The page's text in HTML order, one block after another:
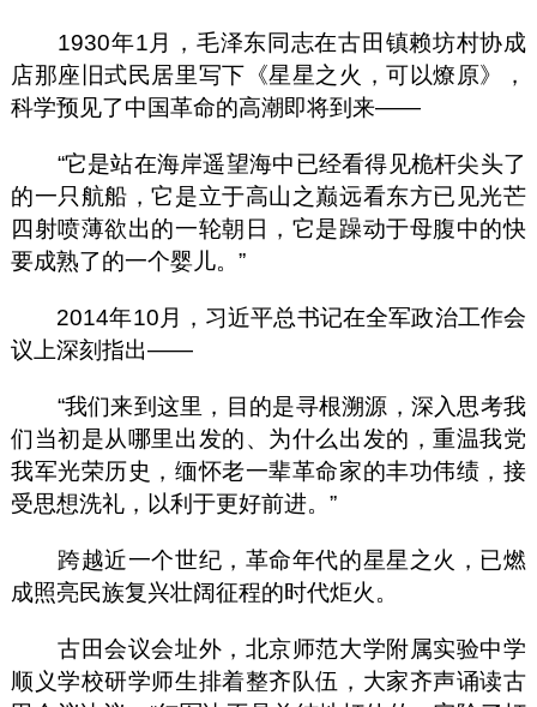
1930年1月，毛泽东同志在古田镇赖坊村协成
店那座旧式民居里写下《星星之火，可以燎原》，
科学预见了中国革命的高潮即将到来——
“它是站在海岸遥望海中已经看得见桅杆尖头了
的一只航船，它是立于高山之巅远看东方已见光芒
四射喷薄欲出的一轮朝日，它是躁动于母腹中的快
要成熟了的一个婴儿。”
2014年10月，习近平总书记在全军政治工作会
议上深刻指出——
“我们来到这里，目的是寻根溯源，深入思考我
们当初是从哪里出发的、为什么出发的，重温我党
我军光荣历史，缅怀老一辈革命家的丰功伟绩，接
受思想洗礼，以利于更好前进。”
跨越近一个世纪，革命年代的星星之火，已燃
成照亮民族复兴壮阔征程的时代炬火。
古田会议会址外，北京师范大学附属实验中学
顺义学校研学师生排着整齐队伍，大家齐声诵读古